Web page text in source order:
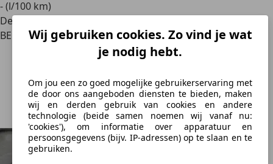
Wij gebruiken cookies. Zo vind je wat
je nodig hebt.
Om jou een zo goed mogelijke gebruikerservaring met
de door ons aangeboden diensten te bieden, maken
wij en derden gebruik van cookies en andere
technologie (beide samen noemen wij vanaf nu:
'cookies'), om informatie over apparatuur en
persoonsgegevens (bijv. IP-adressen) op te slaan en te
gebruiken.
- (l/100 km)
Dealer
BE 8490